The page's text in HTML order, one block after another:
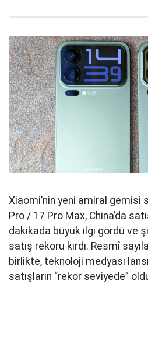
Xiaomi’nin yeni amiral gemisi
Pro / 17 Pro Max, China’da
dakikada büyük ilgi gördü ve
satış rekoru kırdı. Resmî
birlikte, teknoloji medyası
satışların “rekor seviyede”